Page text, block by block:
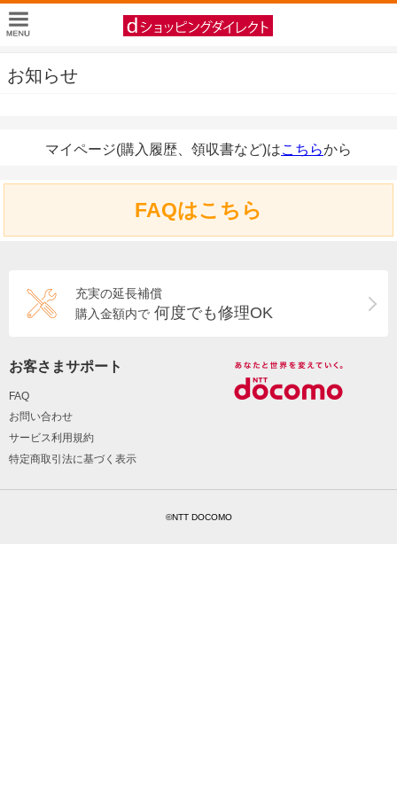
お知らせ
マイページ(購入履歴、領収書など)はこちらから
FAQはこちら
充実の延長補償
購入金額内で 何度でも修理OK
お客さまサポート
FAQ
お問い合わせ
サービス利用規約
特定商取引法に基づく表示
©NTT DOCOMO